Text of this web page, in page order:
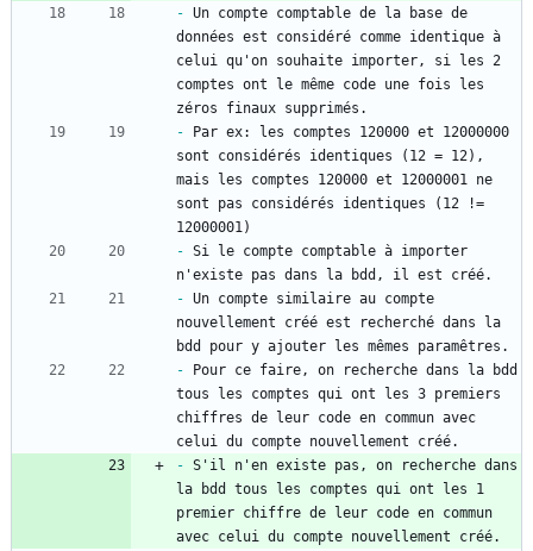
- Un compte comptable de la base de
données est considéré comme identique à
celui qu'on souhaite importer, si les 2
comptes ont le même code une fois les
zéros finaux supprimés.
- Par ex: les comptes 120000 et 12000000
sont considérés identiques (12 = 12),
mais les comptes 120000 et 12000001 ne
sont pas considérés identiques (12 !=
12000001)
- Si le compte comptable à importer
n'existe pas dans la bdd, il est créé.
- Un compte similaire au compte
nouvellement créé est recherché dans la
bdd pour y ajouter les mêmes paramêtres.
- Pour ce faire, on recherche dans la bdd
tous les comptes qui ont les 3 premiers
chiffres de leur code en commun avec
celui du compte nouvellement créé.
- S'il n'en existe pas, on recherche dans
la bdd tous les comptes qui ont les 1
premier chiffre de leur code en commun
avec celui du compte nouvellement créé.